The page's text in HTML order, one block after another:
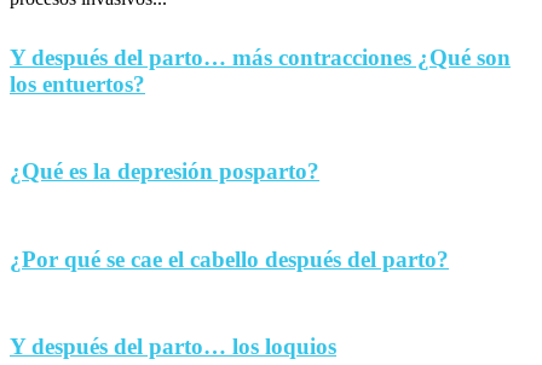
Y después del parto… más contracciones ¿Qué son
los entuertos?
¿Qué es la depresión posparto?
¿Por qué se cae el cabello después del parto?
Y después del parto… los loquios